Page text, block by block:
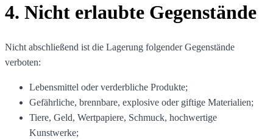
4. Nicht erlaubte Gegenstände
Nicht abschließend ist die Lagerung folgender Gegenstände
verboten:
Lebensmittel oder verderbliche Produkte;
Gefährliche, brennbare, explosive oder giftige Materialien;
Tiere, Geld, Wertpapiere, Schmuck, hochwertige
Kunstwerke;